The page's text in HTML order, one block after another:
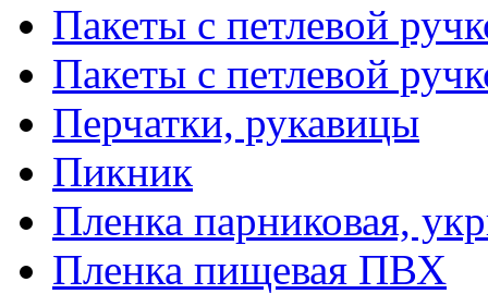
Пакеты с петлевой
Пакеты с петлевой
Перчатки, рукавицы
Пикник
Пленка парниковая,
Пленка пищевая ПВХ